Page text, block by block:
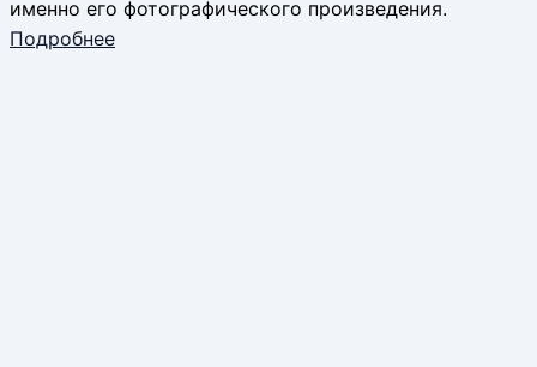
именно его фотографического произведения.
Подробнее